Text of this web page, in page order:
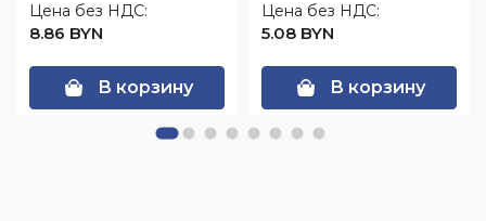
Цена без НДС:
8.86 BYN
В корзину
Цена без НДС:
5.08 BYN
В корзину